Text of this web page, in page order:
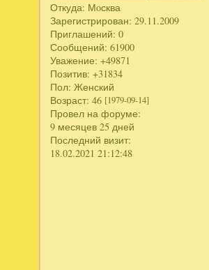
Откуда: Мoсква
Зарегистрирован: 29.11.2009
Приглашений: 0
Сообщений: 61900
Уважение: +49871
Позитив: +31834
Пол: Женский
Возраст: 46 [1979-09-14]
Провел на форуме:
9 месяцев 25 дней
Последний визит:
18.02.2021 21:12:48